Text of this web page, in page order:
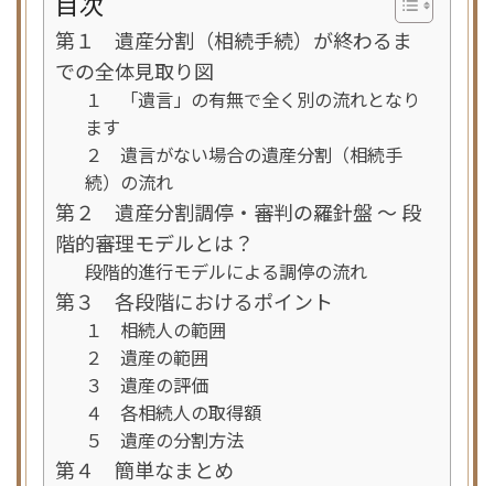
第１ 遺産分割（相続手続）が終わるま
での全体見取り図
１ 「遺言」の有無で全く別の流れとなり
ます
２ 遺言がない場合の遺産分割（相続手
続）の流れ
第２ 遺産分割調停・審判の羅針盤 ～ 段
階的審理モデルとは？
段階的進行モデルによる調停の流れ
第３ 各段階におけるポイント
１ 相続人の範囲
２ 遺産の範囲
３ 遺産の評価
４ 各相続人の取得額
５ 遺産の分割方法
第４ 簡単なまとめ